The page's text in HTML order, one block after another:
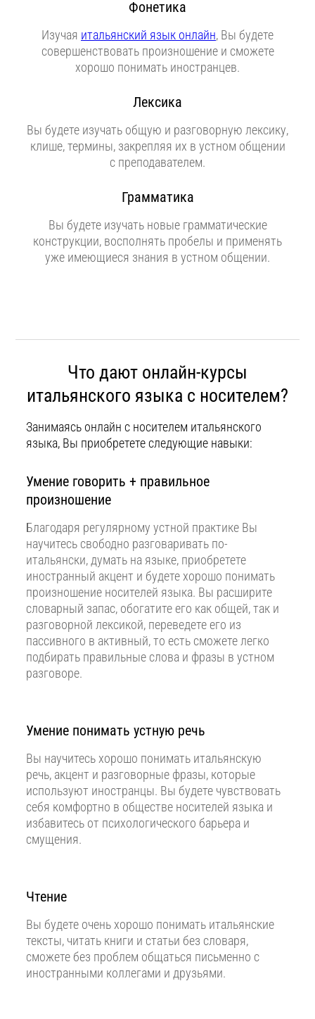
Фонетика
Изучая итальянский язык онлайн, Вы будете
совершенствовать произношение и сможете
хорошо понимать иностранцев.
Лексика
Вы будете изучать общую и разговорную лексику,
клише, термины, закрепляя их в устном общении
с преподавателем.
Грамматика
Вы будете изучать новые грамматические
конструкции, восполнять пробелы и применять
уже имеющиеся знания в устном общении.
Что дают онлайн-курсы
итальянского языка с носителем?
Занимаясь онлайн с носителем итальянского
языка, Вы приобретете следующие навыки:
Умение говорить + правильное
произношение
Благодаря регулярному устной практике Вы
научитесь свободно разговаривать по-
итальянски, думать на языке, приобретете
иностранный акцент и будете хорошо понимать
произношение носителей языка. Вы расширите
словарный запас, обогатите его как общей, так и
разговорной лексикой, переведете его из
пассивного в активный, то есть сможете легко
подбирать правильные слова и фразы в устном
разговоре.
Умение понимать устную речь
Вы научитесь хорошо понимать итальянскую
речь, акцент и разговорные фразы, которые
используют иностранцы. Вы будете чувствовать
себя комфортно в обществе носителей языка и
избавитесь от психологического барьера и
смущения.
Чтение
Вы будете очень хорошо понимать итальянские
тексты, читать книги и статьи без словаря,
сможете без проблем общаться письменно с
иностранными коллегами и друзьями.